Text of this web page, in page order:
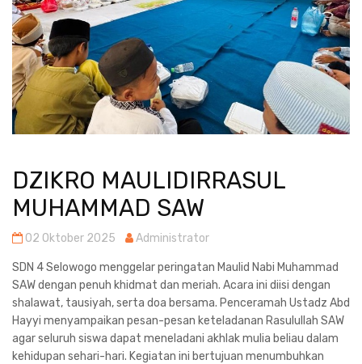
DZIKRO MAULIDIRRASUL
MUHAMMAD SAW
02 Oktober 2025 Administrator
SDN 4 Selowogo menggelar peringatan Maulid Nabi Muhammad
SAW dengan penuh khidmat dan meriah. Acara ini diisi dengan
shalawat, tausiyah, serta doa bersama. Penceramah Ustadz Abd
Hayyi menyampaikan pesan-pesan keteladanan Rasulullah SAW
agar seluruh siswa dapat meneladani akhlak mulia beliau dalam
kehidupan sehari-hari. Kegiatan ini bertujuan menumbuhkan